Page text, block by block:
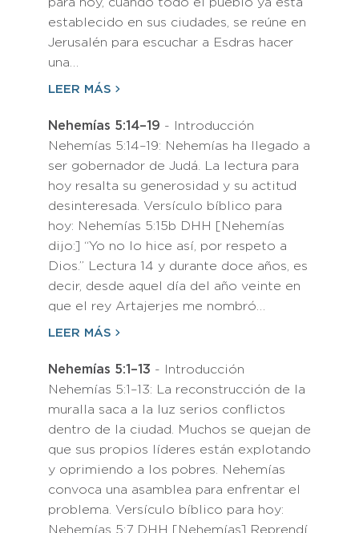
para hoy, cuando todo el pueblo ya está
establecido en sus ciudades, se reúne en
Jerusalén para escuchar a Esdras hacer
una…
LEER MÁS
Nehemías 5:14–19 - Introducción
Nehemías 5:14–19: Nehemías ha llegado a
ser gobernador de Judá. La lectura para
hoy resalta su generosidad y su actitud
desinteresada. Versículo bíblico para
hoy: Nehemías 5:15b DHH [Nehemías
dijo:] “Yo no lo hice así, por respeto a
Dios.” Lectura 14 y durante doce años, es
decir, desde aquel día del año veinte en
que el rey Artajerjes me nombró…
LEER MÁS
Nehemías 5:1–13 - Introducción
Nehemías 5:1–13: La reconstrucción de la
muralla saca a la luz serios conflictos
dentro de la ciudad. Muchos se quejan de
que sus propios líderes están explotando
y oprimiendo a los pobres. Nehemías
convoca una asamblea para enfrentar el
problema. Versículo bíblico para hoy:
Nehemías 5:7 DHH [Nehemías] Reprendí